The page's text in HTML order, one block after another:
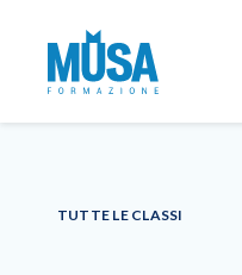
TUTTE LE CLASSI